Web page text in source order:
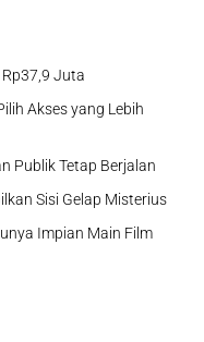
Juta
Akses yang Lebih
Publik Tetap Berjalan
Sisi Gelap Misterius
Impian Main Film